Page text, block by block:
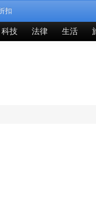
扣
科技 法律 生活